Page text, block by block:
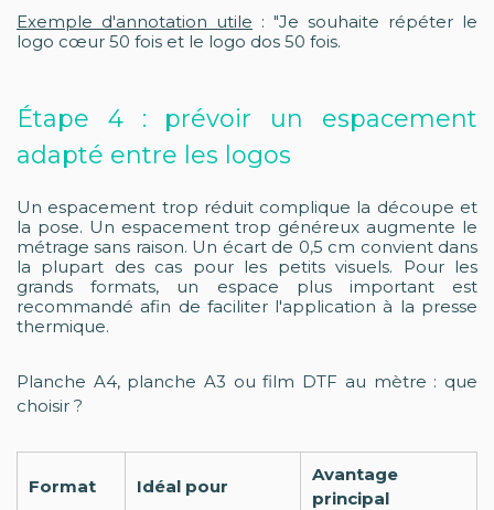
Exemple d'annotation utile : "Je souhaite répéter le
logo cœur 50 fois et le logo dos 50 fois.
Étape 4 : prévoir un espacement
adapté entre les logos
Un espacement trop réduit complique la découpe et
la pose. Un espacement trop généreux augmente le
métrage sans raison. Un écart de 0,5 cm convient dans
la plupart des cas pour les petits visuels. Pour les
grands formats, un espace plus important est
recommandé afin de faciliter l'application à la presse
thermique.
Planche A4, planche A3 ou film DTF au mètre : que
choisir ?
Format Idéal pour
Avantage
principal